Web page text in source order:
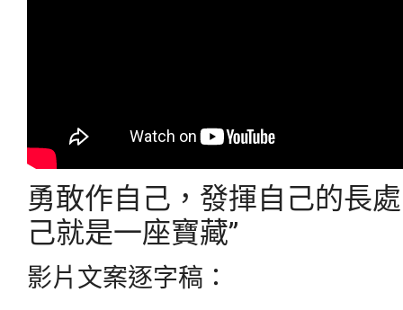
勇敢作自己，發揮自己的長
己就是一座寶藏”
影片文案逐字稿：